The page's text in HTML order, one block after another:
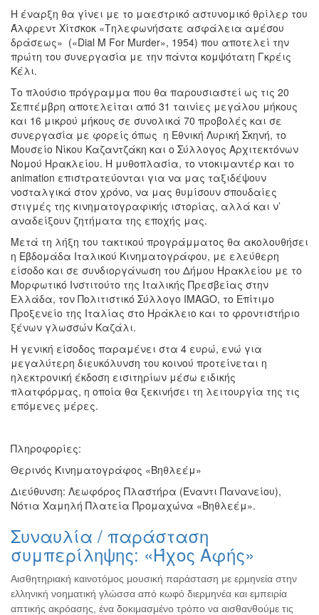
ΔΗΜΟΣ
ΠΟΛΙΤΙΣΜΟΣ
ΑΝΘΕΚΤΙΚΗ
ΠΟΛΗ
Η έναρξη θα γίνει με το μαεστρικό αστυνομικό θρίλερ του
Άλφρεντ Χίτσκοκ «Τηλεφωνήσατε ασφάλεια αμέσου
δράσεως» («Dial M For Murder», 1954) που αποτελεί την
πρώτη του συνεργασία με την πάντα κομψότατη Γκρέις
Κέλι.
Το πλούσιο πρόγραμμα που θα παρουσιαστεί ως τις 20
Σεπτέμβρη αποτελείται από 31 ταινίες μεγάλου μήκους
και 16 μικρού μήκους σε συνολικά 70 προβολές και σε
συνεργασία με φορείς όπως η Εθνική Λυρική Σκηνή, το
Μουσείο Νίκου Καζαντζάκη και ο Σύλλογος Αρχιτεκτόνων
Νομού Ηρακλείου. Η μυθοπλασία, το ντοκιμαντέρ και το
animation επιστρατεύονται για να μας ταξιδέψουν
νοσταλγικά στον χρόνο, να μας θυμίσουν σπουδαίες
στιγμές της κινηματογραφικής ιστορίας, αλλά και ν’
αναδείξουν ζητήματα της εποχής μας.
Μετά τη λήξη του τακτικού προγράμματος θα ακολουθήσει
η Εβδομάδα Ιταλικού Κινηματογράφου, με ελεύθερη
είσοδο και σε συνδιοργάνωση του Δήμου Ηρακλείου με το
Μορφωτικό Ινστιτούτο της Ιταλικής Πρεσβείας στην
Ελλάδα, τον Πολιτιστικό Σύλλογο IMAGO, το Επίτιμο
Προξενείο της Ιταλίας στο Ηράκλειο και το φροντιστήριο
ξένων γλωσσών Καζάλι.
Η γενική είσοδος παραμένει στα 4 ευρώ, ενώ για
μεγαλύτερη διευκόλυνση του κοινού προτείνεται η
ηλεκτρονική έκδοση εισιτηρίων μέσω ειδικής
πλατφόρμας, η οποία θα ξεκινήσει τη λειτουργία της τις
επόμενες μέρες.
Πληροφορίες:
Θερινός Κινηματογράφος «Βηθλεέμ»
Διεύθυνση: Λεωφόρος Πλαστήρα (Έναντι Πανανείου),
Νότια Χαμηλή Πλατεία Προμαχώνα «Βηθλεέμ».
Συναυλία / παράσταση
συμπερίληψης: «Ήχος Αφής»
Αισθητηριακή καινοτόμος μουσική παράσταση με ερμηνεία στην
ελληνική νοηματική γλώσσα από κωφό διερμηνέα και εμπειρία
απτικής ακρόασης, ένα δοκιμασμένο τρόπο να αισθανθούμε τις